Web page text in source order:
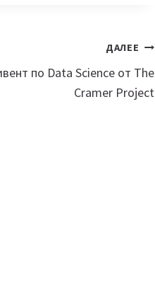
ДАЛЕЕ
по Data Science от The
Cramer Project